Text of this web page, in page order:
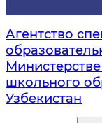
Агентство
школьного
Узбекистан